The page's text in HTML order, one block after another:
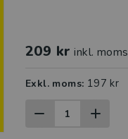
209 kr inkl. moms
Exkl. moms: 197 kr